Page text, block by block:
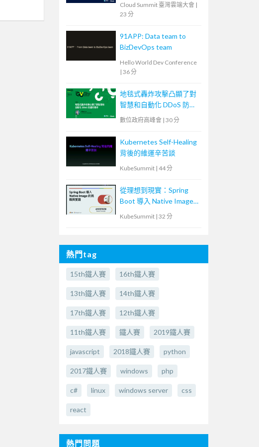
Cloud Summit 臺灣雲端大會 |
23 分
91APP: Data team to
BizDevOps team
Hello World Dev Conference
| 36 分
地毯式轟炸攻擊凸顯了對
智慧和自動化 DDoS 防護
的需求
數位政府高峰會 | 30 分
Kubernetes Self-Healing
背後的維運辛苦談
KubeSummit | 44 分
從理想到現實：Spring
Boot 導入 Native Image
KubeSummit | 32 分
熱門tag
15th鐵人賽 16th鐵人賽
13th鐵人賽 14th鐵人賽
17th鐵人賽 12th鐵人賽
11th鐵人賽 鐵人賽 2019鐵人賽
javascript 2018鐵人賽 python
2017鐵人賽 windows php
c# linux windows server css
react
熱門問題